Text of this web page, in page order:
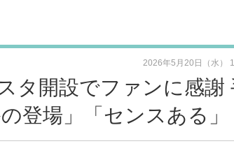
タ開設でファンに感謝
登場」「センスある」
2026年5月20日（水）